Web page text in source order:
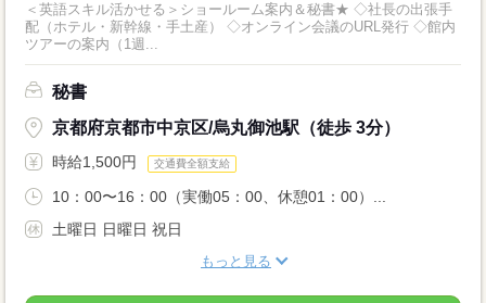
＜英語スキル活かせる＞ショールーム案内＆秘書★ ◇社長の出張手
配（ホテル・新幹線・手土産） ◇オンライン会議のURL発行 ◇館内
ツアーの案内（1週...
秘書
京都府京都市中京区/烏丸御池駅（徒歩 3分）
時給1,500円 交通費全額支給
10：00〜16：00（実働05：00、休憩01：00）...
土曜日 日曜日 祝日
もっと見る